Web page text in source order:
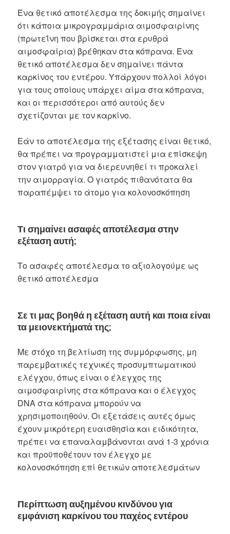
Ένα θετικό αποτέλεσμα της δοκιμής σημαίνει
ότι κάποια μικρογραμμάρια αιμοσφαιρίνης
(πρωτεΐνη που βρίσκεται στα ερυθρά
αιμοσφαίρια) βρέθηκαν στα κόπρανα. Ένα
θετικό αποτέλεσμα δεν σημαίνει πάντα
καρκίνος του εντέρου. Υπάρχουν πολλοί λόγοι
για τους οποίους υπάρχει αίμα στα κόπρανα,
και οι περισσότεροι από αυτούς δεν
σχετίζονται με τον καρκίνο.
Εάν το αποτέλεσμα της εξέτασης είναι θετικό,
θα πρέπει να προγραμματιστεί μια επίσκεψη
στον γιατρό για να διερευνηθεί τι προκαλεί
την αιμορραγία. Ο γιατρός πιθανότατα θα
παραπέμψει το άτομο για κολονοσκόπηση
Τι σημαίνει ασαφές αποτέλεσμα στην
εξέταση αυτή;
Το ασαφές αποτέλεσμα το αξιολογούμε ως
θετικό αποτέλεσμα
Σε τι μας βοηθά η εξέταση αυτή και ποια είναι
τα μειονεκτήματά της;
Με στόχο τη βελτίωση της συμμόρφωσης, μη
παρεμβατικές τεχνικές προσυμπτωματικού
ελέγχου, όπως είναι ο έλεγχος της
αιμοσφαιρίνης στα κόπρανα και ο έλεγχος
DNA στα κόπρανα μπορούν να
χρησιμοποιηθούν. Οι εξετάσεις αυτές όμως
έχουν μικρότερη ευαισθησία και ειδικότητα,
πρέπει να επαναλαμβάνονται ανά 1-3 χρόνια
και προϋποθέτουν τον έλεγχο με
κολονοσκόπηση επί θετικών αποτελεσμάτων
Περίπτωση αυξημένου κινδύνου για
εμφάνιση καρκίνου του παχέος εντέρου